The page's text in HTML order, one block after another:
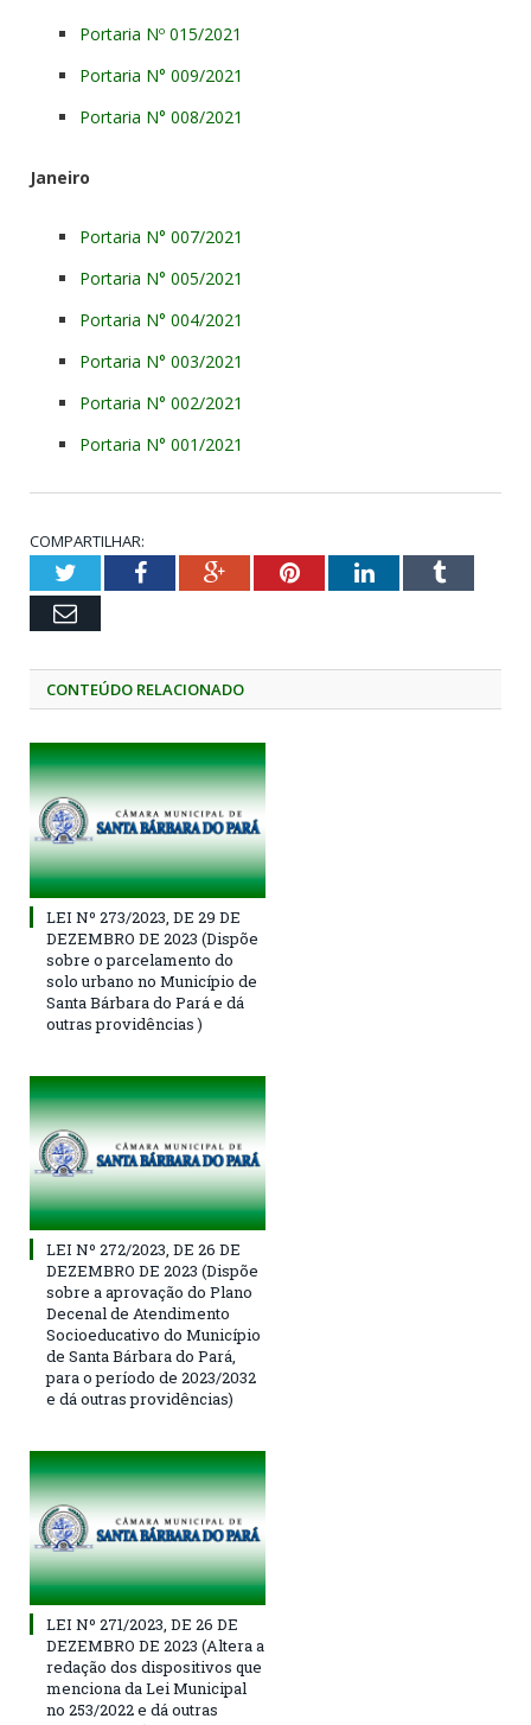
Portaria Nº 015/2021
Portaria N° 009/2021
Portaria N° 008/2021
Janeiro
Portaria N° 007/2021
Portaria N° 005/2021
Portaria N° 004/2021
Portaria N° 003/2021
Portaria N° 002/2021
Portaria N° 001/2021
COMPARTILHAR:
TwitterFacebookGoogle+PinterestLinkedInTumblr
Email
CONTEÚDO RELACIONADO
LEI Nº 273/2023, DE 29 DE
DEZEMBRO DE 2023 (Dispõe
sobre o parcelamento do
solo urbano no Município de
Santa Bárbara do Pará e dá
outras providências )
LEI Nº 272/2023, DE 26 DE
DEZEMBRO DE 2023 (Dispõe
sobre a aprovação do Plano
Decenal de Atendimento
Socioeducativo do Município
de Santa Bárbara do Pará,
para o período de 2023/2032
e dá outras providências)
LEI Nº 271/2023, DE 26 DE
DEZEMBRO DE 2023 (Altera a
redação dos dispositivos que
menciona da Lei Municipal
no 253/2022 e dá outras